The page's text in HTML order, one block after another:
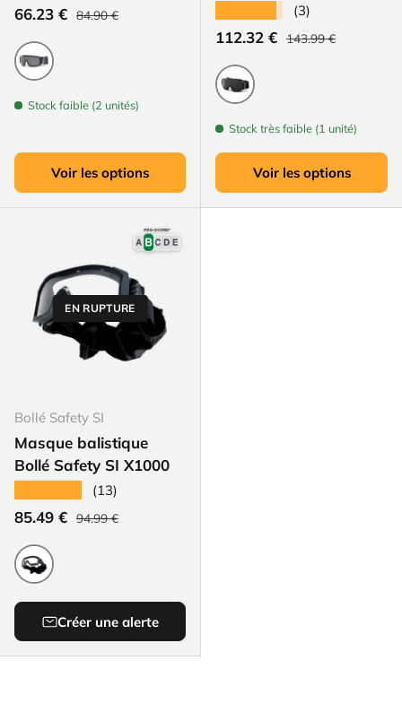
Prix soldé
66.23 € Prix habituel
84.90 €
Noir
Stock faible (2 unités)
Voir les options
(3)
Prix soldé
112.32 € Prix habituel
143.99 €
Noir
Stock très faible (1 unité)
Voir les options
EN RUPTURE
Bollé Safety SI
Masque balistique
Bollé Safety SI X1000
(13)
Prix soldé
85.49 € Prix habituel
94.99 €
Transparent
Créer une alerte